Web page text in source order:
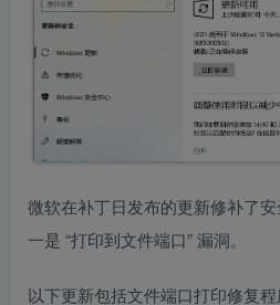
微软在补丁日发布的更新修补了
一是 “打印到文件端口” 漏洞。
以下更新包括文件端口打印修复程